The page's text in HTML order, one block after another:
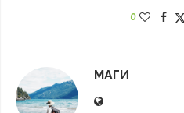
0
МАГИ